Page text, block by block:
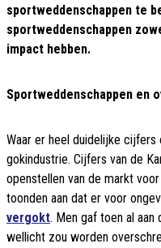
sportweddenschappen te
sportweddenschappen
impact hebben.
Sportweddenschappen en
Waar er heel duidelijke
gokindustrie. Cijfers van de
openstellen van de markt voor
toonden aan dat er voor
vergokt. Men gaf toen al aan
wellicht zou worden